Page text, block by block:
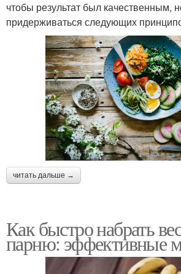
чтобы результат был качественным,
придерживаться следующих
читать дальше →
Как быстро набрать
парню: эффективные